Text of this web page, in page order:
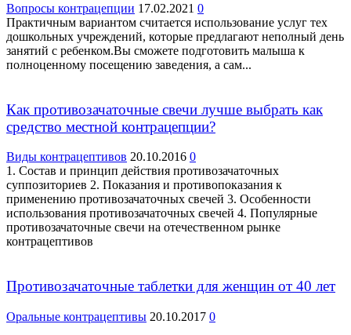
Вопросы контрацепции 17.02.2021 0
Практичным вариантом считается использование услуг тех
дошкольных учреждений, которые предлагают неполный день
занятий с ребенком.Вы сможете подготовить малыша к
полноценному посещению заведения, а сам...
Как противозачаточные свечи лучше выбрать как
средство местной контрацепции?
Виды контрацептивов 20.10.2016 0
1. Состав и принцип действия противозачаточных
суппозиториев 2. Показания и противопоказания к
применению противозачаточных свечей 3. Особенности
использования противозачаточных свечей 4. Популярные
противозачаточные свечи на отечественном рынке
контрацептивов
Противозачаточные таблетки для женщин от 40 лет
Оральные контрацептивы 20.10.2017 0